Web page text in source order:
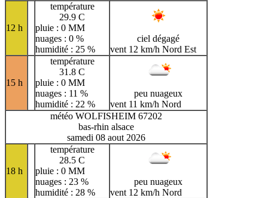
12 h
température
29.9 C
pluie : 0 MM
nuages : 0 %
humidité : 25 %
ciel dégagé
vent 12 km/h Nord Est
15 h
température
31.8 C
pluie : 0 MM
nuages : 11 %
humidité : 22 %
peu nuageux
vent 11 km/h Nord
météo WOLFISHEIM 67202
bas-rhin alsace
samedi 08 aout 2026
18 h
température
28.5 C
pluie : 0 MM
nuages : 23 %
humidité : 28 %
peu nuageux
vent 12 km/h Nord